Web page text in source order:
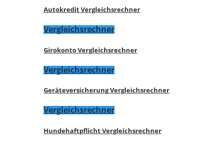
Autokredit Vergleichsrechner
Vergleichsrechner
Girokonto Vergleichsrechner
Vergleichsrechner
Geräteversicherung Vergleichsrechner
Vergleichsrechner
Hundehaftpflicht Vergleichsrechner